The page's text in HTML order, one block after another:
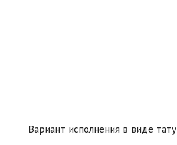
Вариант исполнения в виде тату